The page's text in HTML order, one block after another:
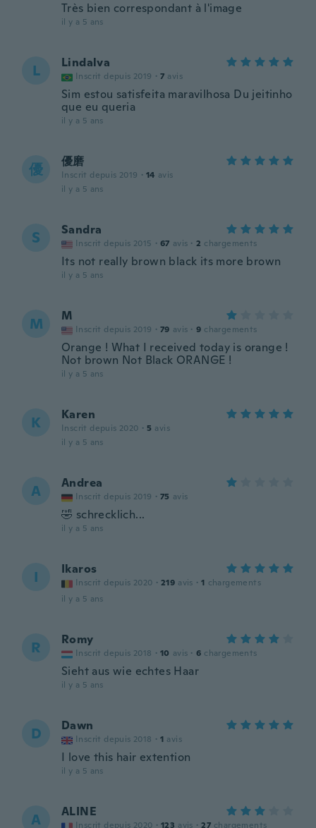
Très bien correspondant à l'image
il y a 5 ans
L Lindalva
Inscrit depuis 2019 · 7 avis
Sim estou satisfeita maravilhosa Du jeitinho
que eu queria
il y a 5 ans
優 優磨
Inscrit depuis 2019 · 14 avis
il y a 5 ans
S Sandra
Inscrit depuis 2015 · 67 avis · 2 chargements
Its not really brown black its more brown
il y a 5 ans
M M
Inscrit depuis 2019 · 79 avis · 9 chargements
Orange ! What I received today is orange !
Not brown Not Black ORANGE !
il y a 5 ans
K Karen
Inscrit depuis 2020 · 5 avis
il y a 5 ans
A Andrea
Inscrit depuis 2019 · 75 avis
🤣 schrecklich...
il y a 5 ans
I Ikaros
Inscrit depuis 2020 · 219 avis · 1 chargements
il y a 5 ans
R Romy
Inscrit depuis 2018 · 10 avis · 6 chargements
Sieht aus wie echtes Haar
il y a 5 ans
D Dawn
Inscrit depuis 2018 · 1 avis
I love this hair extention
il y a 5 ans
A ALINE
Inscrit depuis 2020 · 123 avis · 27 chargements